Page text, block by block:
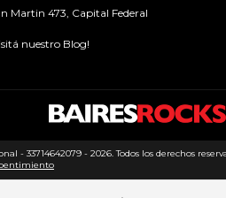
Martin 473, Capital Federal
nuestro Blog!
- 33714642079 - 2026. Todos los derechos